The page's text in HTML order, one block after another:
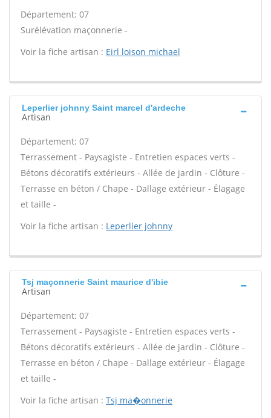
Département: 07
Surélévation maçonnerie -
Voir la fiche artisan : Eirl loison michael
Leperlier johnny Saint marcel d'ardeche
Artisan
Département: 07
Terrassement - Paysagiste - Entretien espaces verts -
Bétons décoratifs extérieurs - Allée de jardin - Clôture -
Terrasse en béton / Chape - Dallage extérieur - Élagage
et taille -
Voir la fiche artisan : Leperlier johnny
Tsj maçonnerie Saint maurice d'ibie
Artisan
Département: 07
Terrassement - Paysagiste - Entretien espaces verts -
Bétons décoratifs extérieurs - Allée de jardin - Clôture -
Terrasse en béton / Chape - Dallage extérieur - Élagage
et taille -
Voir la fiche artisan : Tsj ma�onnerie